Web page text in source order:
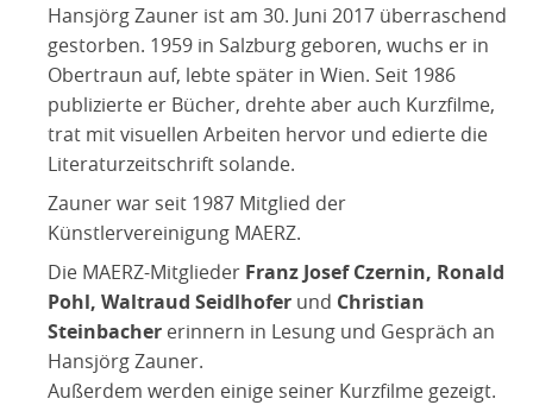
2010
2009
TEXTE
IN MEMORIAM
Hansjörg Zauner ist am 30. Juni 2017 überraschend
gestorben. 1959 in Salzburg geboren, wuchs er in
Obertraun auf, lebte später in Wien. Seit 1986
publizierte er Bücher, drehte aber auch Kurzfilme,
trat mit visuellen Arbeiten hervor und edierte die
Literaturzeitschrift solande.
Zauner war seit 1987 Mitglied der
Künstlervereinigung MAERZ.
Die MAERZ-Mitglieder Franz Josef Czernin, Ronald
Pohl, Waltraud Seidlhofer und Christian
Steinbacher erinnern in Lesung und Gespräch an
Hansjörg Zauner.
Außerdem werden einige seiner Kurzfilme gezeigt.